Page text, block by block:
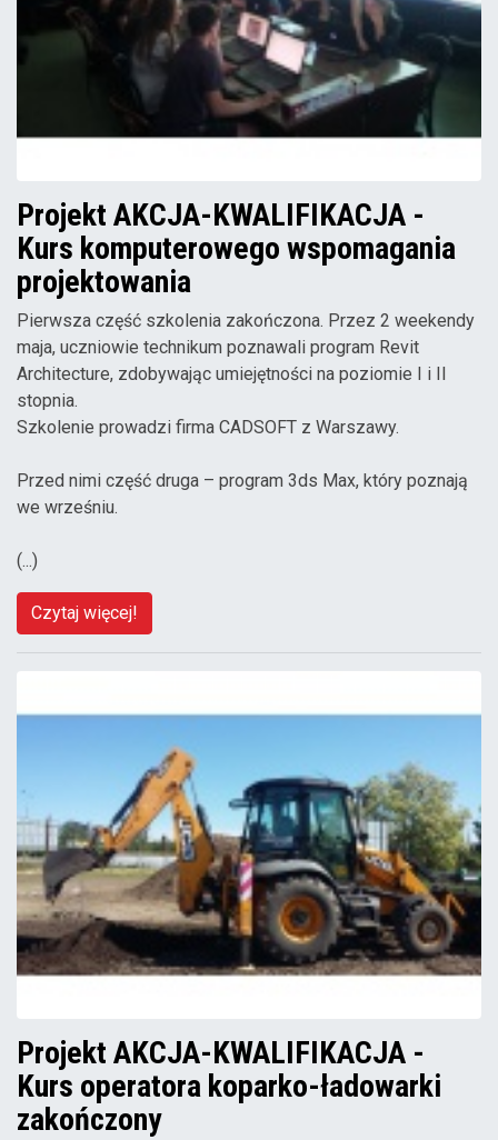
Projekt AKCJA-KWALIFIKACJA -
Kurs komputerowego wspomagania
projektowania
Pierwsza część szkolenia zakończona. Przez 2 weekendy
maja, uczniowie technikum poznawali program Revit
Architecture, zdobywając umiejętności na poziomie I i II
stopnia.
Szkolenie prowadzi firma CADSOFT z Warszawy.
Przed nimi część druga – program 3ds Max, który poznają
we wrześniu.
(...)
Czytaj więcej!
Projekt AKCJA-KWALIFIKACJA -
Kurs operatora koparko-ładowarki
zakończony